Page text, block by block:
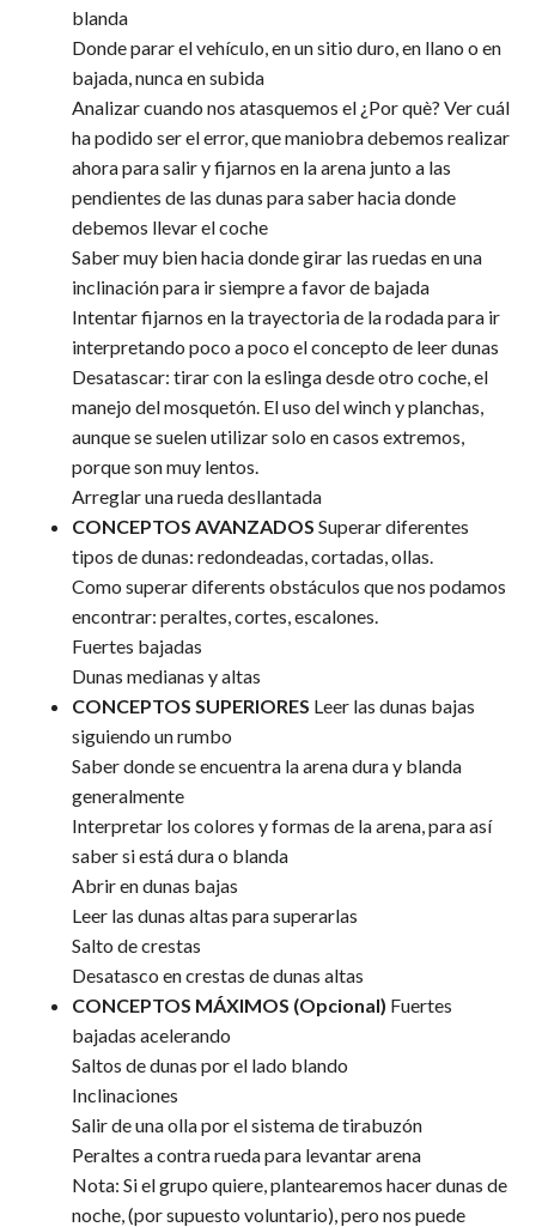
blanda
Donde parar el vehículo, en un sitio duro, en llano o en
bajada, nunca en subida
Analizar cuando nos atasquemos el ¿Por què? Ver cuál
ha podido ser el error, que maniobra debemos realizar
ahora para salir y fijarnos en la arena junto a las
pendientes de las dunas para saber hacia donde
debemos llevar el coche
Saber muy bien hacia donde girar las ruedas en una
inclinación para ir siempre a favor de bajada
Intentar fijarnos en la trayectoria de la rodada para ir
interpretando poco a poco el concepto de leer dunas
Desatascar: tirar con la eslinga desde otro coche, el
manejo del mosquetón. El uso del winch y planchas,
aunque se suelen utilizar solo en casos extremos,
porque son muy lentos.
Arreglar una rueda desllantada
CONCEPTOS AVANZADOS Superar diferentes
tipos de dunas: redondeadas, cortadas, ollas.
Como superar diferents obstáculos que nos podamos
encontrar: peraltes, cortes, escalones.
Fuertes bajadas
Dunas medianas y altas
CONCEPTOS SUPERIORES Leer las dunas bajas
siguiendo un rumbo
Saber donde se encuentra la arena dura y blanda
generalmente
Interpretar los colores y formas de la arena, para así
saber si está dura o blanda
Abrir en dunas bajas
Leer las dunas altas para superarlas
Salto de crestas
Desatasco en crestas de dunas altas
CONCEPTOS MÁXIMOS (Opcional) Fuertes
bajadas acelerando
Saltos de dunas por el lado blando
Inclinaciones
Salir de una olla por el sistema de tirabuzón
Peraltes a contra rueda para levantar arena
Nota: Si el grupo quiere, plantearemos hacer dunas de
noche, (por supuesto voluntario), pero nos puede